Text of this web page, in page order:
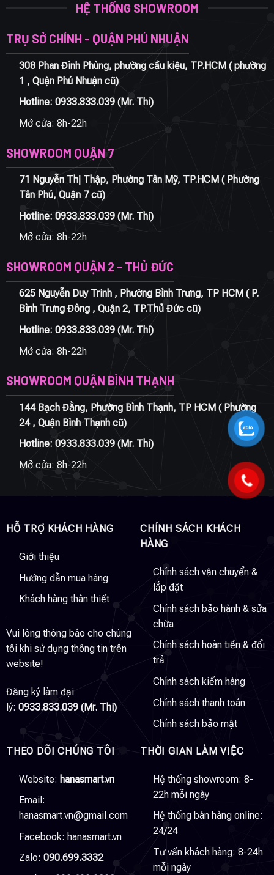
HỆ THỐNG SHOWROOM
TRỤ SỞ CHÍNH - QUẬN PHÚ NHUẬN
308 Phan Đình Phùng, phường cầu kiệu, TP.HCM ( phường
1 , Quận Phú Nhuận cũ)
Hotline: 0933.833.039(Mr. Thi)
Mở cửa: 8h-22h
SHOWROOM QUẬN 7
71 Nguyễn Thị Thập, Phường Tân Mỹ, TP.HCM ( Phường
Tân Phú, Quận 7 cũ)
Hotline: 0933.833.039(Mr. Thi)
Mở cửa: 8h-22h
SHOWROOM QUẬN 2 - THỦ ĐỨC
625 Nguyễn Duy Trinh , Phường Bình Trưng, TP HCM ( P.
Bình Trưng Đông , Quận 2, TP.Thủ Đức cũ)
Hotline: 0933.833.039(Mr. Thi)
Mở cửa: 8h-22h
SHOWROOM QUẬN BÌNH THẠNH
144 Bạch Đằng, Phường Bình Thạnh, TP HCM ( Phường
24 , Quận Bình Thạnh cũ)
Hotline: 0933.833.039(Mr. Thi)
Mở cửa: 8h-22h
HỖ TRỢ KHÁCH HÀNG
Giới thiệu
Hướng dẫn mua hàng
Khách hàng thân thiết
Vui lòng thông báo cho chúng
tôi khi sử dụng thông tin trên
website!
Đăng ký làm đại
lý: 0933.833.039 (Mr. Thi)
CHÍNH SÁCH KHÁCH
HÀNG
Chính sách vận chuyển &
lắp đặt
Chính sách bảo hành & sửa
chữa
Chính sách hoàn tiền & đổi
trả
Chính sách kiểm hàng
Chính sách thanh toán
Chính sách bảo mật
THEO DÕI CHÚNG TÔI
Website: hanasmart.vn
Email:
hanasmart.vn@gmail.com
Facebook: hanasmart.vn
Zalo: 090.699.3332
THỜI GIAN LÀM VIỆC
Hệ thống showroom: 8-
22h mỗi ngày
Hệ thống bán hàng online:
24/24
Tư vấn khách hàng: 8-24h
mỗi ngày